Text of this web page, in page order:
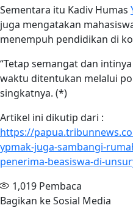
Sementara itu Kadiv Humas
juga mengatakan
menempuh pendidikan di
“Tetap semangat dan
waktu ditentukan melalui
singkatnya. (*)
Artikel ini dikutip dari :
https://
ypmak-juga-sambangi-
penerima-beasiswa-di-
1,019 Pembaca
Bagikan ke Sosial Media